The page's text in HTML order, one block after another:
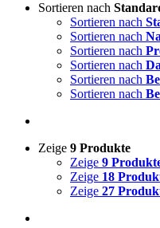
Sortieren nach
Sortieren nach
Sortieren nach
Sortieren nach
Sortieren nach
Sortieren nach
Sortieren nach
Zeige 9 Produkte
Zeige 9
Zeige 18
Zeige 27